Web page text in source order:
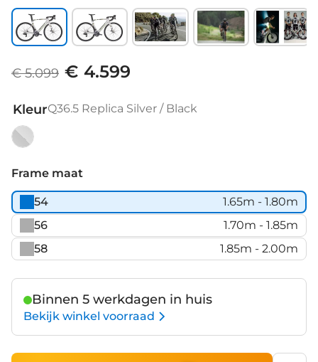
€ 5.099 € 4.599
KleurQ36.5 Replica Silver / Black
Replica
Silver
/
Black
Frame maat
54
1.65m - 1.80m
56
1.70m - 1.85m
58
1.85m - 2.00m
Binnen 5 werkdagen in huis
Bekijk winkel voorraad